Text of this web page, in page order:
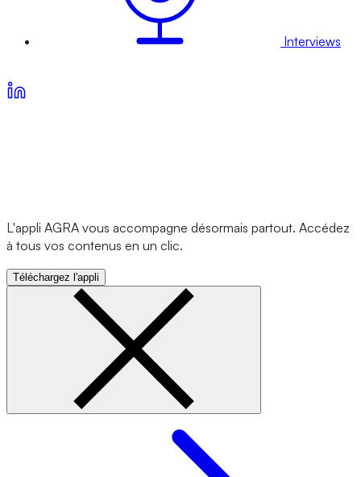
Interviews
L'appli AGRA vous accompagne désormais partout. Accédez
à tous vos contenus en un clic.
Téléchargez l'appli